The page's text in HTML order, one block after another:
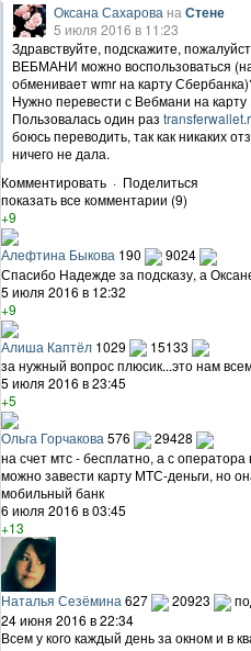
Оксана Сахарова на Стене
5 июля 2016 в 11:23
Здравствуйте, подскажите,
ВЕБМАНИ можно воспользоваться
обменивает wmr на карту
Нужно перевести с Вебмани на
Пользовалась один раз
боюсь переводить, так как никаких
ничего не дала.
Комментировать · Поделиться
показать все комментарии (9)
+9
Алефтина Быкова 190
9024
Спасибо Надежде за подсказу, а
5 июля 2016 в 12:32
+9
Алиша Каптёл 1029
15133
за нужный вопрос плюсик...это нам
5 июля 2016 в 23:45
+5
Ольга Горчакова 576
29428
на счет мтс - бесплатно, а с
можно завести карту МТС-деньги, но
мобильный банк
6 июля 2016 в 03:45
+13
Наталья Сезёмина 627 20923
24 июня 2016 в 22:34
Всем у кого каждый день за окном и в